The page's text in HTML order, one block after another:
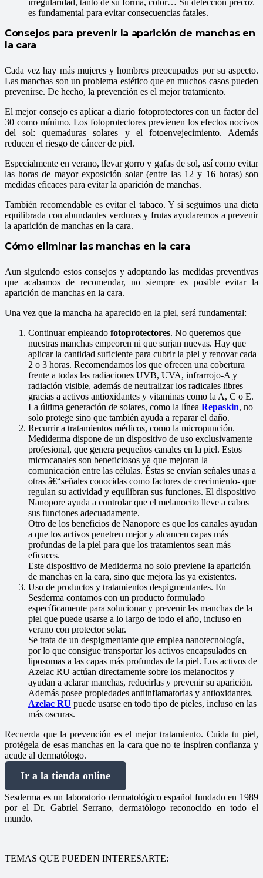
es fundamental para evitar consecuencias fatales.
Consejos para prevenir la aparición de manchas en
la cara
Cada vez hay más mujeres y hombres preocupados por su aspecto.
Las manchas son un problema estético que en muchos casos pueden
prevenirse. De hecho, la prevención es el mejor tratamiento.
El mejor consejo es aplicar a diario fotoprotectores con un factor del
30 como mínimo. Los fotoprotectores previenen los efectos nocivos
del sol: quemaduras solares y el fotoenvejecimiento. Además
reducen el riesgo de cáncer de piel.
Especialmente en verano, llevar gorro y gafas de sol, así como evitar
las horas de mayor exposición solar (entre las 12 y 16 horas) son
medidas eficaces para evitar la aparición de manchas.
También recomendable es evitar el tabaco. Y si seguimos una dieta
equilibrada con abundantes verduras y frutas ayudaremos a prevenir
la aparición de manchas en la cara.
Cómo eliminar las manchas en la cara
Aun siguiendo estos consejos y adoptando las medidas preventivas
que acabamos de recomendar, no siempre es posible evitar la
aparición de manchas en la cara.
Una vez que la mancha ha aparecido en la piel, será fundamental:
Continuar empleando fotoprotectores. No queremos que
nuestras manchas empeoren ni que surjan nuevas. Hay que
aplicar la cantidad suficiente para cubrir la piel y renovar cada
2 o 3 horas. Recomendamos los que ofrecen una cobertura
frente a todas las radiaciones UVB, UVA, infrarrojo-A y
radiación visible, además de neutralizar los radicales libres
gracias a activos antioxidantes y vitaminas como la A, C o E.
La última generación de solares, como la línea Repaskin, no
solo protege sino que también ayuda a reparar el daño.
Recurrir a tratamientos médicos, como la micropunción.
Mediderma dispone de un dispositivo de uso exclusivamente
profesional, que genera pequeños canales en la piel. Estos
microcanales son beneficiosos ya que mejoran la
comunicación entre las células. Éstas se envían señales unas a
otras â€“señales conocidas como factores de crecimiento- que
regulan su actividad y equilibran sus funciones. El dispositivo
Nanopore ayuda a controlar que el melanocito lleve a cabos
sus funciones adecuadamente.
Otro de los beneficios de Nanopore es que los canales ayudan
a que los activos penetren mejor y alcancen capas más
profundas de la piel para que los tratamientos sean más
eficaces.
Este dispositivo de Mediderma no solo previene la aparición
de manchas en la cara, sino que mejora las ya existentes.
Uso de productos y tratamientos despigmentantes. En
Sesderma contamos con un producto formulado
específicamente para solucionar y prevenir las manchas de la
piel que puede usarse a lo largo de todo el año, incluso en
verano con protector solar.
Se trata de un despigmentante que emplea nanotecnología,
por lo que consigue transportar los activos encapsulados en
liposomas a las capas más profundas de la piel. Los activos de
Azelac RU actúan directamente sobre los melanocitos y
ayudan a aclarar manchas, reducirlas y prevenir su aparición.
Además posee propiedades antiinflamatorias y antioxidantes.
Azelac RU puede usarse en todo tipo de pieles, incluso en las
más oscuras.
Recuerda que la prevención es el mejor tratamiento. Cuida tu piel,
protégela de esas manchas en la cara que no te inspiren confianza y
acude al dermatólogo.
Ir a la tienda online
Sesderma es un laboratorio dermatológico español fundado en 1989
por el Dr. Gabriel Serrano, dermatólogo reconocido en todo el
mundo.
TEMAS QUE PUEDEN INTERESARTE: